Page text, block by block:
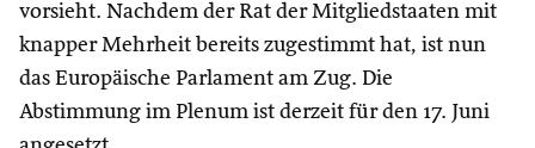
vorsieht. Nachdem der Rat der Mitgliedstaaten mit
knapper Mehrheit bereits zugestimmt hat, ist nun
das Europäische Parlament am Zug. Die
Abstimmung im Plenum ist derzeit für den 17. Juni